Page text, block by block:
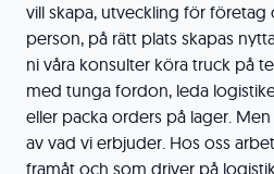
vill skapa, utveckling för
person, på rätt plats skapas
ni våra konsulter köra truck på
med tunga fordon, leda
eller packa orders på lager.
av vad vi erbjuder. Hos oss
framåt och som driver på